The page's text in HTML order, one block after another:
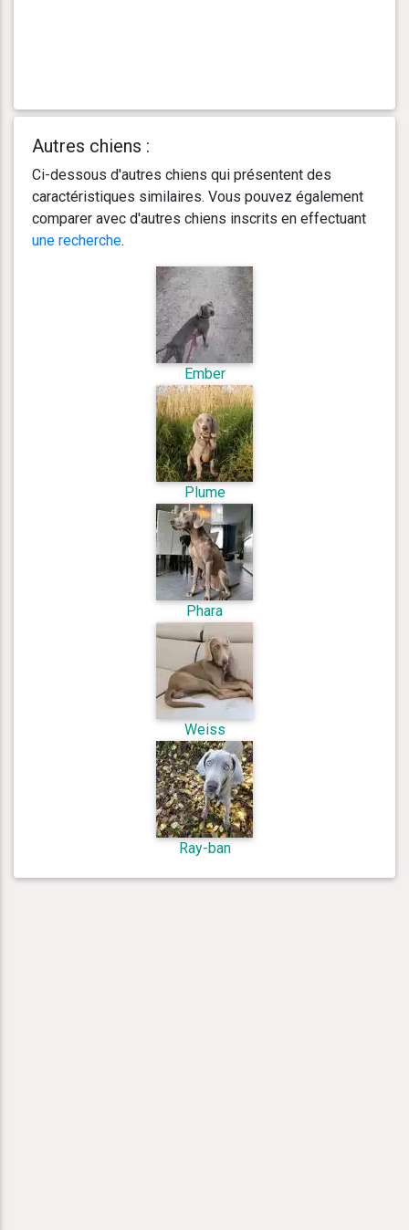
Autres chiens :
Ci-dessous d'autres chiens qui présentent des
caractéristiques similaires. Vous pouvez également
comparer avec d'autres chiens inscrits en effectuant
une recherche.
Ember
Plume
Phara
Weiss
Ray-ban